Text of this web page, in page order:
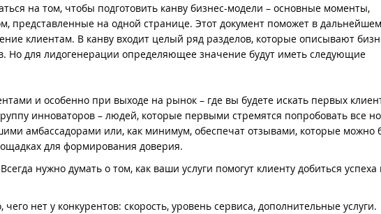
на том, чтобы подготовить канву бизнес-модели – основные моменты,
представленные на одной странице. Этот документ поможет в дальнейшем
клиентам. В канву входит целый ряд разделов, которые описывают
Но для лидогенерации определяющее значение будут иметь следующие
и особенно при выходе на рынок – где вы будете искать первых
инноваторов – людей, которые первыми стремятся попробовать все
амбассадорами или, как минимум, обеспечат отзывами, которые можно
для формирования доверия.
нужно думать о том, как ваши услуги помогут клиенту добиться успеха
нет у конкурентов: скорость, уровень сервиса, дополнительные услуги.